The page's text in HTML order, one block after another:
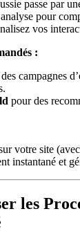
passe par
pour
vos
:
campagnes
pour des
votre site (avec
instantané et
les